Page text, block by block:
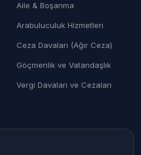
tazminat tahsili ve
başvuruları.
Aile & Boşanma
Arabuluculuk Hizmetleri
Ceza Davaları (Ağır Ceza)
Göçmenlik ve Vatandaşlık
Vergi Davaları ve Cezaları